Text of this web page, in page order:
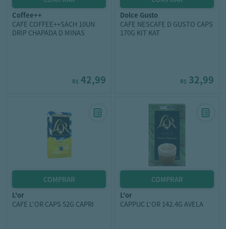
coffee++
CAFE COFFEE++SACH 10UN
DRIP CHAPADA D MINAS
R$ 42,99
dolce gusto
CAFE NESCAFE D GUSTO CAPS
170G KIT KAT
R$ 32,99
l'or
CAFE L'OR CAPS 52G CAPRI
l'or
CAPPUC L'OR 142.4G AVELA